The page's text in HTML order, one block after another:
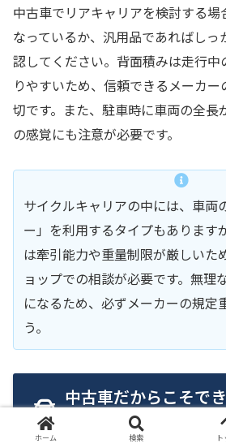
中古車でリアキャリアを検討する
なっているか、汎用品であればし
認してください。背面積みは走行
りやすいため、信頼できるメーカ
切です。また、駐車時に車両の全長
の感覚にも注意が必要です。
サイクルキャリアの中には、車両
ー」を利用するタイプもあります
は牽引能力や重量制限が厳しいた
ョップでの相談が必要です。無理
になるため、必ずメーカーの規定
う。
中古車だからこそで
の工夫とメンテナンス
ホーム 検索 ト